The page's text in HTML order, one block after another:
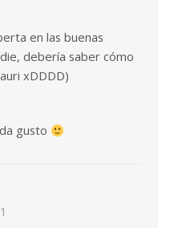
en las buenas
debería saber cómo
xDDDD)
gusto